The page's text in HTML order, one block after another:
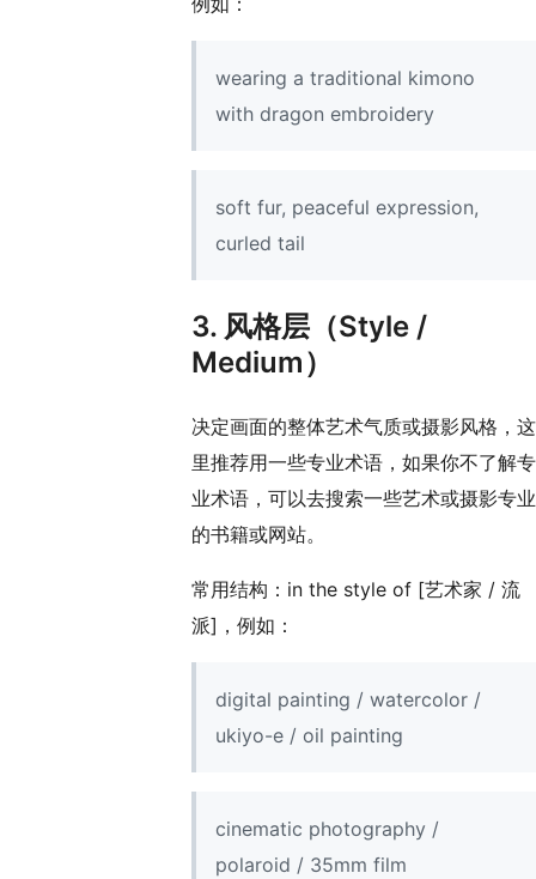
wearing a traditional kimono
with dragon embroidery
soft fur, peaceful expression,
curled tail
3. 风格层（Style /
Medium）
决定画面的整体艺术气质或摄影风格，这
里推荐用一些专业术语，如果你不了解专
业术语，可以去搜索一些艺术或摄影专业
的书籍或网站。
常用结构：in the style of [艺术家 / 流
派]，例如：
digital painting / watercolor /
ukiyo-e / oil painting
cinematic photography /
polaroid / 35mm film